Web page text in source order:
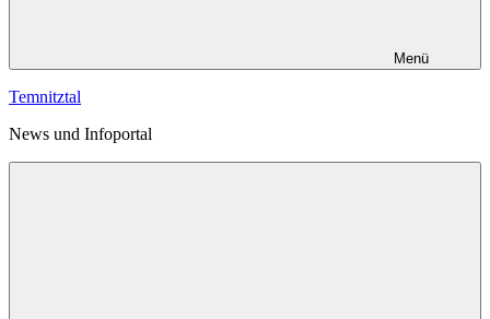
Menü
Temnitztal
News und Infoportal